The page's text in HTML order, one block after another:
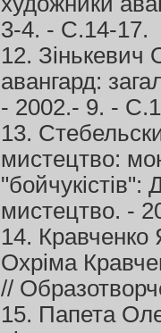
3-4. - С.14-17.
12. Зінькевич
авангард:
- 2002.- 9. -
13.
мистецтво:
мистецтво. -
14. Кравченко
Охріма
//
15. Папета